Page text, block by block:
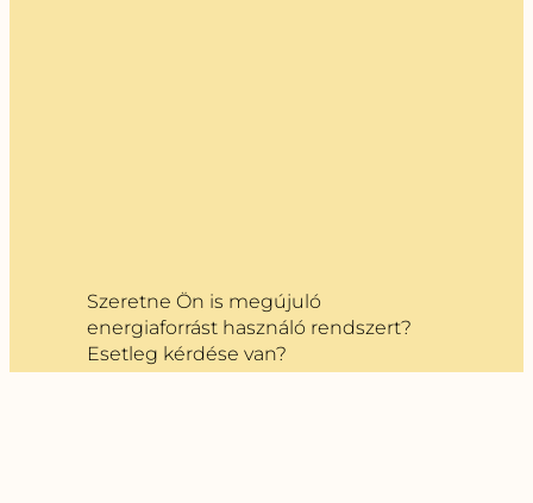
Szeretne Ön is megújuló
energiaforrást használó rendszert?
Esetleg kérdése van?